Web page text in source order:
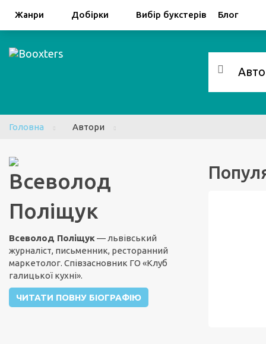
Жанри Добірки Вибір букстерів Блог
FacebookGoogle
Головна Автори
Всеволод
Поліщук
Всеволод Поліщук— львівський
журналіст, письменник, ресторанний
маркетолог. Співзасновник ГО «Клуб
галицької кухні».
ЧИТАТИ ПОВНУ БІОГРАФІЮ